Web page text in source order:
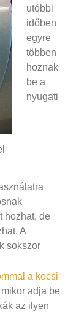
utóbbi
időben
egyre
többen
hoznak
be a
nyugati
hozhat, de
A
sokszor
a kocsi
adja be
az ilyen